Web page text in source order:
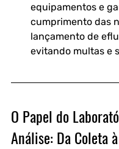
equipamentos e
cumprimento das
lançamento de
evitando multas e
O Papel do
Análise: Da Coleta